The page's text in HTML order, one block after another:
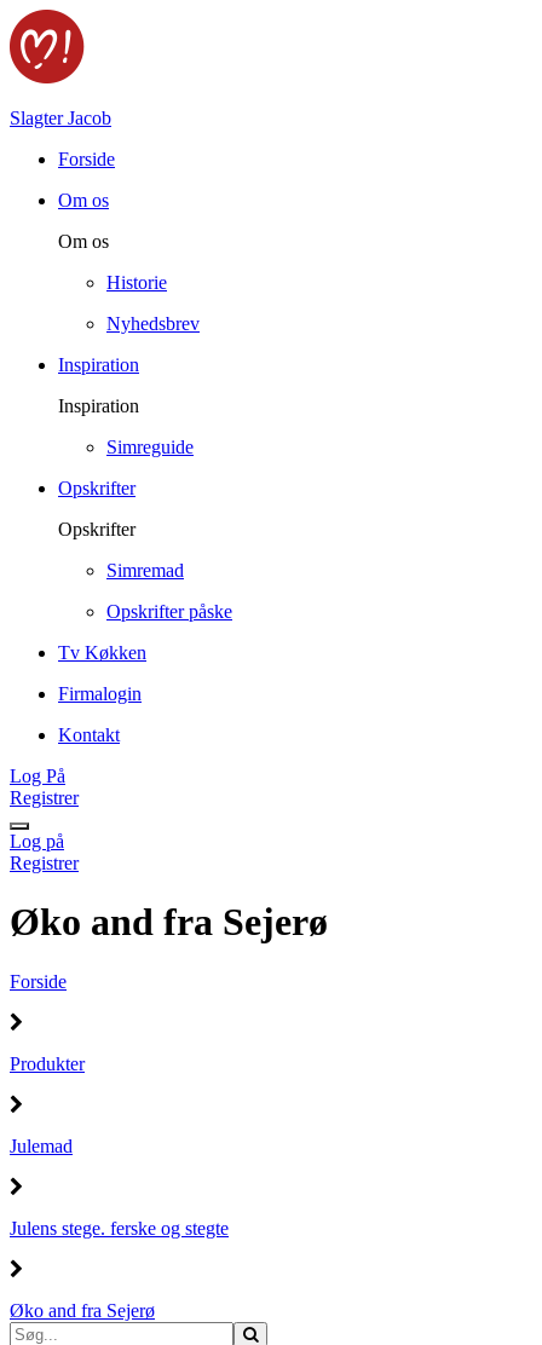
Slagter Jacob
Forside
Om os
Om os
Historie
Nyhedsbrev
Inspiration
Inspiration
Simreguide
Opskrifter
Opskrifter
Simremad
Opskrifter påske
Tv Køkken
Firmalogin
Kontakt
Log På
Registrer
Log på
Registrer
Øko and fra Sejerø
Forside
Produkter
Julemad
Julens stege. ferske og stegte
Øko and fra Sejerø